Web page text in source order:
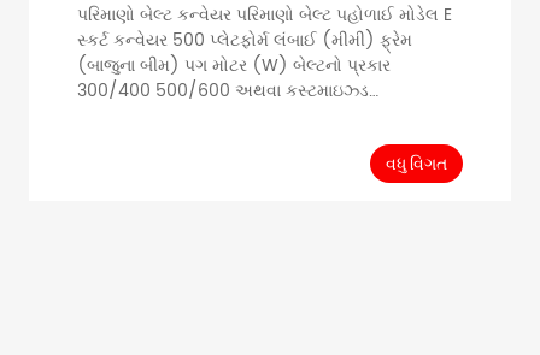
પરિમાણો બેલ્ટ કન્વેયર પરિમાણો બેલ્ટ પહોળાઈ મોડેલ E
સ્કર્ટ કન્વેયર 500 પ્લેટફોર્મ લંબાઈ (મીમી) ફ્રેમ
(બાજુના બીમ) પગ મોટર (W) બેલ્ટનો પ્રકાર
300/400 500/600 અથવા કસ્ટમાઇઝ્ડ
એલ્યુમિનિયમ એલોય સ્ટેનલેસ સ્ટીલ કાર્બન સ્ટીલ
એલ્યુમિનિયમ એલોય 120 PVC PU વસ્ત્રો-પ્રતિરોધક
રબર ફૂડ્સ H1000/1000 200 H1000/1500 120
વધુ વિગત